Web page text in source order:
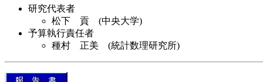
研究代表者
松下 貢 (中央大学)
予算執行責任者
種村 正美 (統計数理研究所)